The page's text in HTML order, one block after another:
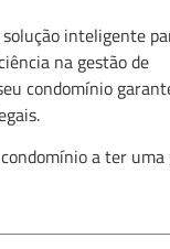
inteligente
na gestão de
condomínio
a ter uma